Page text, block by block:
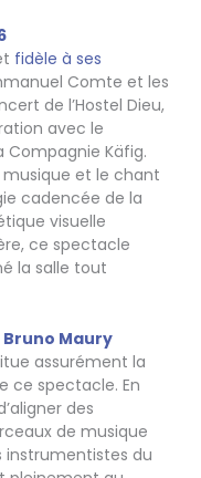
fidèle à ses
Comte et les
de l’Hostel Dieu,
avec le
Compagnie Käfig.
et le chant
cadencée de la
visuelle
ce spectacle
la salle tout
Bruno Maury
assurément la
ce spectacle. En
des
de musique
instrumentistes du